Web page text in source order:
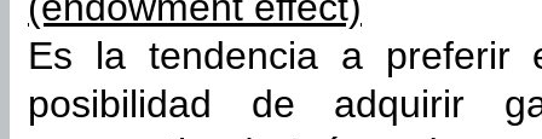
Es la tendencia a preferir
posibilidad de adquirir